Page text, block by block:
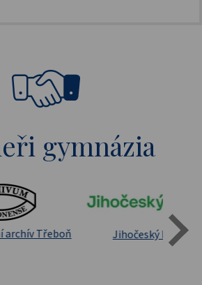
gymnázia
Třeboň Jihočeský kraj